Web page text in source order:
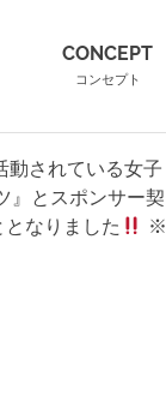
CONCEPT
コンセプト
動されている女子
』とスポンサー契
なりました
※